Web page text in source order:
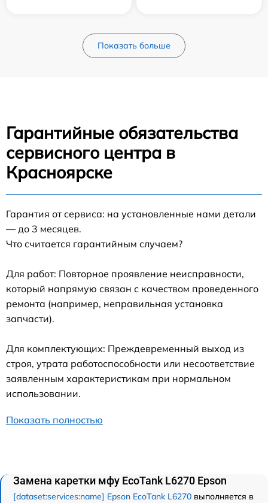
Показать больше
Гарантийные обязательства
сервисного центра в
Красноярске
Гарантия от сервиса: на установленные нами детали
— до 3 месяцев.
Что считается гарантийным случаем?
Для работ: Повторное проявление неисправности,
который напрямую связан с качеством проведенного
ремонта (например, неправильная установка
запчасти).
Для комплектующих: Преждевременный выход из
строя, утрата работоспособности или несоответствие
заявленным характеристикам при нормальном
использовании.
Показать полностью
Замена каретки мфу EcoTank L6270 Epson
[dataset:services:name] Epson EcoTank L6270 выполняется в